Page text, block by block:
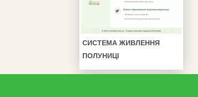
СИСТЕМА ЖИВЛЕННЯ
ПОЛУНИЦІ